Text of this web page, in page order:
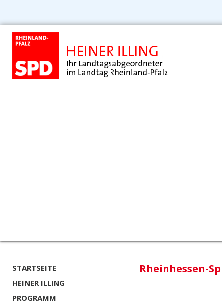
STARTSEITE
HEINER ILLING
PROGRAMM
Rheinhessen-